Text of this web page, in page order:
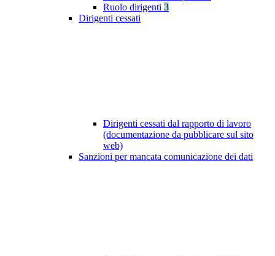
Ruolo dirigenti 3
Dirigenti cessati
Dirigenti cessati dal rapporto di lavoro
(documentazione da pubblicare sul sito
web)
Sanzioni per mancata comunicazione dei dati